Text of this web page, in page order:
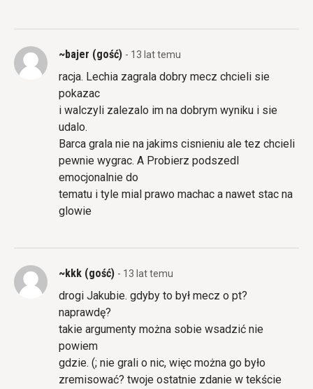
~bajer (gość) - 13 lat temu
racja. Lechia zagrala dobry mecz chcieli sie
pokazac
i walczyli zalezalo im na dobrym wyniku i sie
udalo.
Barca grala nie na jakims cisnieniu ale tez chcieli
pewnie wygrac. A Probierz podszedl
emocjonalnie do
tematu i tyle mial prawo machac a nawet stac na
glowie
~kkk (gość) - 13 lat temu
drogi Jakubie. gdyby to był mecz o pt?
naprawdę?
takie argumenty można sobie wsadzić nie
powiem
gdzie. (; nie grali o nic, więc można go było
zremisować? twoje ostatnie zdanie w tekście